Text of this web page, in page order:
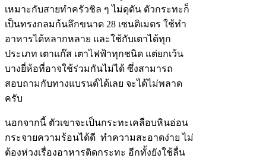
เหมาะกับสายทำครัวชิล ๆ ไม่ดุดัน ตัวกระทะก็
เป็นทรงกลมก้นลึกขนาด 28 เซนติเมตร ใช้ทำ
อาหารได้หลากหลาย และใช้กับเตาได้ทุก
ประเภท เตาแก๊ส เตาไฟฟ้าทุกชนิด แต่ยกเว้น
บางยี่ห้อที่อาจใช้ร่วมกันไม่ได้ ซึ่งสามารถ
สอบถามกับทางแบรนด์ได้เลย จะได้ไม่พลาด
ครับ
นอกจากนี้ ตัวเขาจะเป็นกระทะเคลือบหินอ่อน
กระจายความร้อนได้ดี ทำความสะอาดง่าย ไม่
ต้องห่วงเรื่องอาหารติดกระทะ อีกทั้งยังใช้ลื่น